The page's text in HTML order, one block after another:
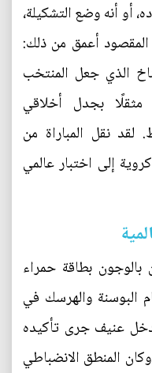
أو أنه وضع التشكيلة،
المقصود أعمق من ذلك:
الذي جعل المنتخب
مثقلًا بجدل أخلاقي
نقل المباراة من
إلى اختبار عالمي
بطاقة حمراء
البوسنة والهرسك في
تدخل عنيف جرى تأكيده
المنطق الانضباطي